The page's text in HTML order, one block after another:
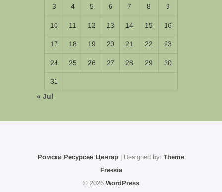
3 4 5 6 7 8 9
10 11 12 13 14 15 16
17 18 19 20 21 22 23
24 25 26 27 28 29 30
31
« Jul
Ромски Ресурсен Центар | Designed by: Theme
Freesia
© 2026 WordPress